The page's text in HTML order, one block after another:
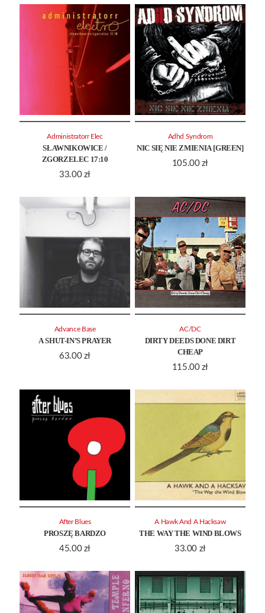
SŁAWNIKOWICE /
ZGORZELEC 17:10
33.00 zł
Administratorr Elec
NIC SIĘ NIE ZMIENIA [GREEN]
105.00 zł
Adhd Syndrom
A SHUT-IN’S PRAYER
63.00 zł
Advance Base
DIRTY DEEDS DONE DIRT
CHEAP
115.00 zł
AC/DC
PROSZĘ BARDZO
45.00 zł
After Blues
THE WAY THE WIND BLOWS
33.00 zł
A Hawk And A Hacksaw